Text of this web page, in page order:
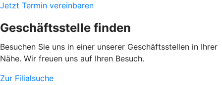
Jetzt Termin vereinbaren
Geschäftsstelle finden
Besuchen Sie uns in einer unserer Geschäftsstellen in Ihrer
Nähe. Wir freuen uns auf Ihren Besuch.
Zur Filialsuche